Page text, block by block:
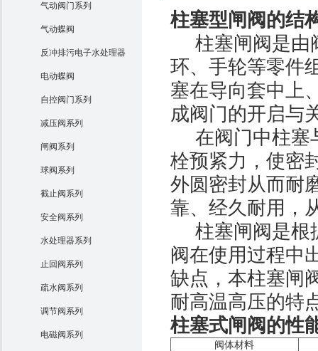
气动阀门系列
气动蝶阀
反冲排污电子水处理器
电动蝶阀
自控阀门系列
减压阀系列
闸阀系列
球阀系列
截止阀系列
安全阀系列
水处理器系列
止回阀系列
疏水阀系列
调节阀系列
电磁阀系列
柱塞型闸阀的结
柱塞闸阀是由
环、手轮等零件
塞在导向套中上
成阀门的开启与
在阀门中柱塞
栓预紧力，使密
外圆密封从而耐
靠、经久耐用，
柱塞闸阀是根
阀在使用过程中
缺点，本柱塞闸
耐高温高压的特
柱塞式闸阀的性
阀体材料